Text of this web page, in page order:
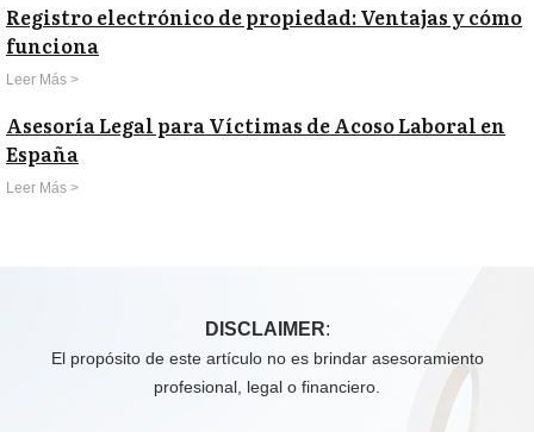
Registro electrónico de propiedad: Ventajas y cómo
funciona
Leer Más >
Asesoría Legal para Víctimas de Acoso Laboral en
España
Leer Más >
DISCLAIMER:
El propósito de este artículo no es brindar asesoramiento
profesional, legal o financiero.